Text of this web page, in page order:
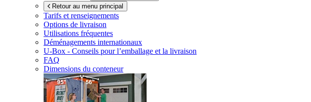
Retour au menu principal
Tarifs et renseignements
Options de livraison
Utilisations fréquentes
Déménagements internationaux
U-Box - Conseils pour l’emballage et la livraison
FAQ
Dimensions du conteneur